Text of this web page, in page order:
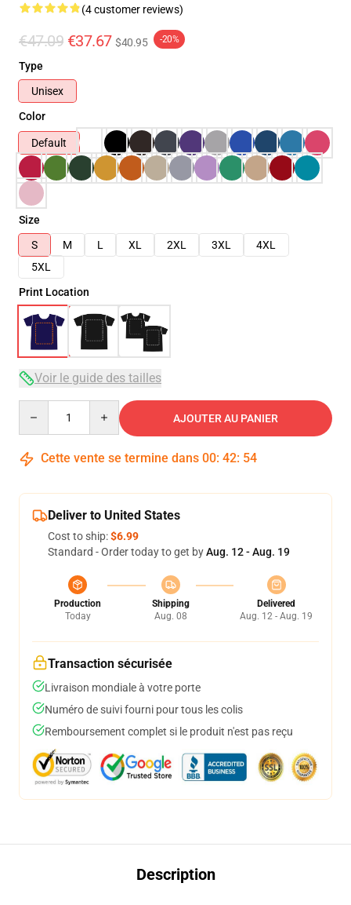
(4 customer reviews)
€47.09 €37.67 $40.95 -20%
Type
Unisex
Color
Default
Size
S
M L XL 2XL 3XL
4XL
5XL
Print Location
Voir le guide des tailles
AJOUTER AU PANIER
Cette vente se termine dans 00: 42: 54
Deliver to United States
Cost to ship:$6.99
Standard - Order today to get byAug. 12 - Aug. 19
Production
Today
Shipping
Aug. 08
Delivered
Aug. 12 - Aug. 19
Transaction sécurisée
Livraison mondiale à votre porte
Numéro de suivi fourni pour tous les colis
Remboursement complet si le produit n'est pas reçu
Description